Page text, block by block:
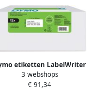
etiketten LabelWriter
25 x 54 mm wit doos van
12 x 500 etiketten
3 webshops
€ 91,34